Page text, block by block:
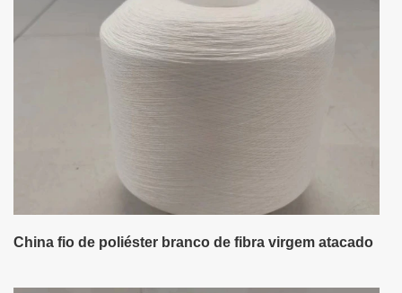
China fio de poliéster branco de fibra virgem atacado